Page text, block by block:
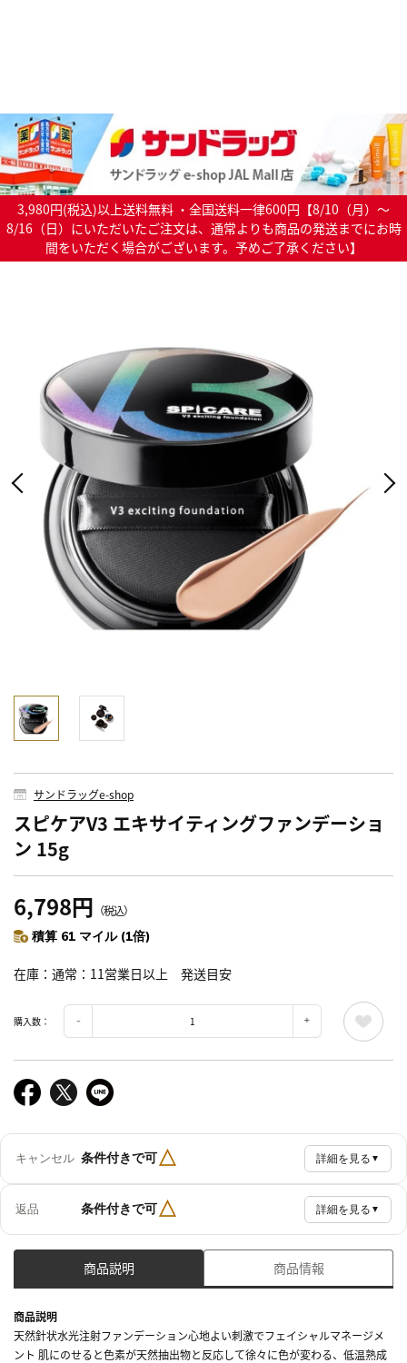
3,980円(税込)以上送料無料 ・全国送料一律600円【8/10（月）～
8/16（日）にいただいたご注文は、通常よりも商品の発送までにお時
間をいただく場合がございます。予めご了承ください】
サンドラッグe-shop
スピケアV3 エキサイティングファンデーショ
ン 15g
6,798円 （税込）
積算 61 マイル (1倍)
在庫 通常：11営業日以上 発送目安
購入数：
キャンセル 条件付きで可△ 詳細を見る ▼
返品 条件付きで可△ 詳細を見る ▼
商品説明 商品情報
商品説明
天然針状水光注射ファンデーション心地よい刺激でフェイシャルマネージメ
ント 肌にのせると色素が天然抽出物と反応して徐々に色が変わる、低温熟成